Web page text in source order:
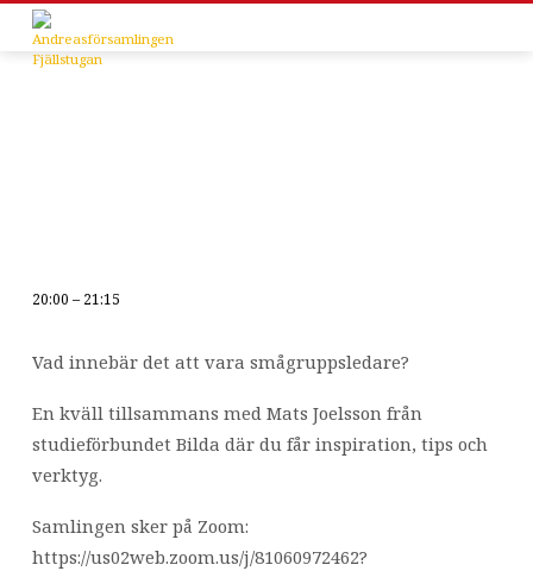
20:00 – 21:15
Vad innebär det att vara smågruppsledare?
En kväll tillsammans med Mats Joelsson från
studieförbundet Bilda där du får inspiration, tips och
verktyg.
Samlingen sker på Zoom:
https://us02web.zoom.us/j/81060972462?